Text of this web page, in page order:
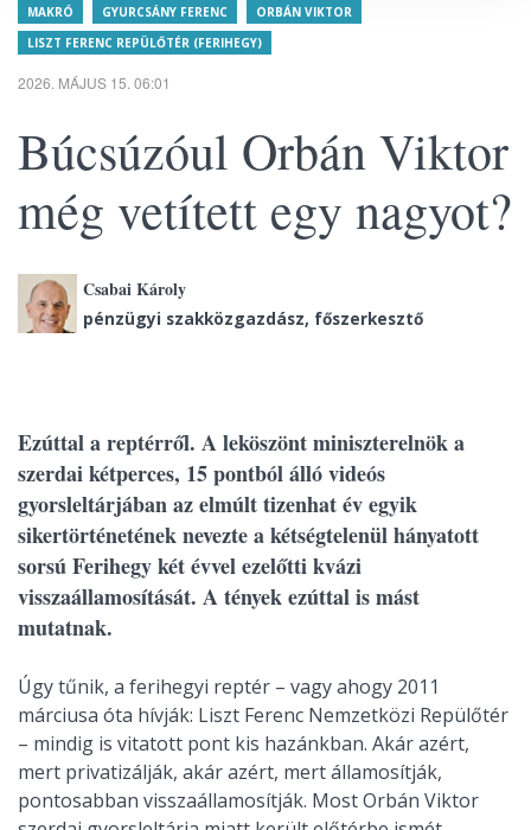
MAKRÓ GYURCSÁNY FERENC
ORBÁN VIKTOR
LISZT FERENC REPÜLŐTÉR (FERIHEGY)
2026. MÁJUS 15. 06:01
Búcsúzóul Orbán Viktor
még vetített egy nagyot?
Csabai Károly
pénzügyi szakközgazdász, főszerkesztő
Ezúttal a reptérről. A leköszönt miniszterelnök a
szerdai kétperces, 15 pontból álló videós
gyorsleltárjában az elmúlt tizenhat év egyik
sikertörténetének nevezte a kétségtelenül hányatott
sorsú Ferihegy két évvel ezelőtti kvázi
visszaállamosítását. A tények ezúttal is mást
mutatnak.
Úgy tűnik, a ferihegyi reptér – vagy ahogy 2011
márciusa óta hívják: Liszt Ferenc Nemzetközi Repülőtér
– mindig is vitatott pont kis hazánkban. Akár azért,
mert privatizálják, akár azért, mert államosítják,
pontosabban visszaállamosítják. Most Orbán Viktor